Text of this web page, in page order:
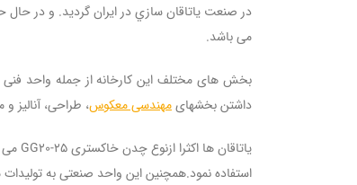
در صنعت ياتاقان سازي در ايران گرديد. و در
می باشد.
بخش های مختلف این کارخانه از جمله واحد فنی
داشتن بخشهایمهندسی معکوس، طراحی،
استفاده نمود.همچنین این واحد صنعتی به